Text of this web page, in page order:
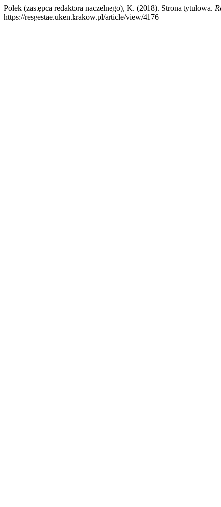
Polek (zastępca redaktora naczelnego), K. (2018). Strona tytułowa.
https://resgestae.uken.krakow.pl/article/view/4176